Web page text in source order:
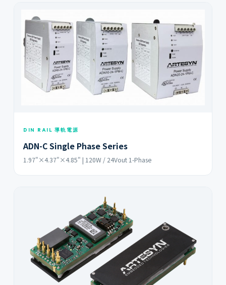
DIN RAIL 導軌電源
ADN-C Single Phase Series
1.97"×4.37"×4.85" | 120W / 24Vout 1-Phase